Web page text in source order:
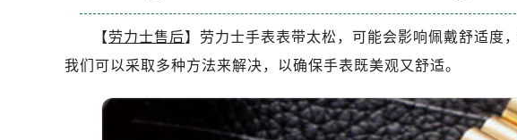
泰州市海陵区永定东路399号置地商务中心东塔写字楼
宁波市江北区大闸南路500号来福士广场办公楼20层
金华市金东区东市南街777号金华万达广场写字楼4号
绍兴市越城区胜利东路379号世茂天际中心写字楼8层
【劳力士售后】劳力士手表表带太松，可能会影响佩戴舒适度
我们可以采取多种方法来解决，以确保手表既美观又舒适。